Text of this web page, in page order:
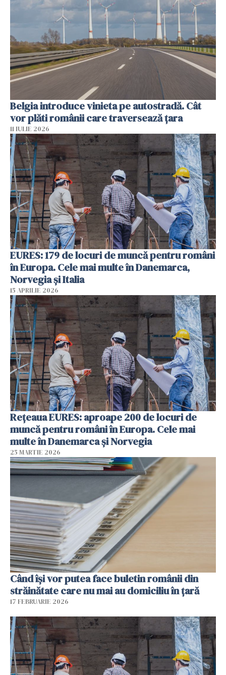
Belgia introduce vinieta pe autostradă. Cât
vor plăti românii care traversează țara
11 IULIE 2026
EURES: 179 de locuri de muncă pentru români
în Europa. Cele mai multe în Danemarca,
Norvegia și Italia
15 APRILIE 2026
Rețeaua EURES: aproape 200 de locuri de
muncă pentru români în Europa. Cele mai
multe în Danemarca și Norvegia
25 MARTIE 2026
Când își vor putea face buletin românii din
străinătate care nu mai au domiciliu în țară
17 FEBRUARIE 2026